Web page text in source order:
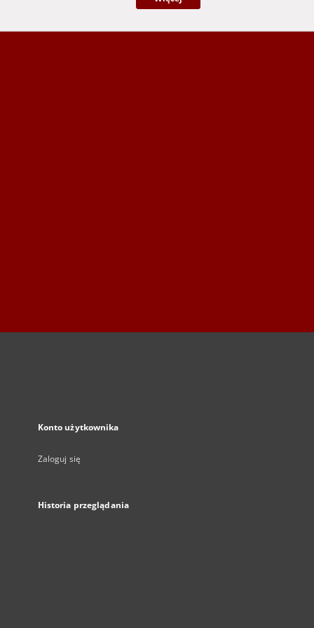
Konto użytkownika
Zaloguj się
Historia przeglądania